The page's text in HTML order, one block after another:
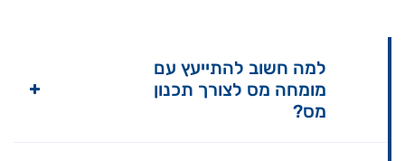
למה חשוב להתייעץ עם
מומחה מס לצורך תכנון
מס?